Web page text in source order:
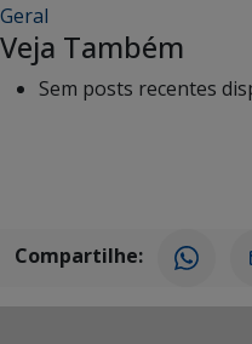
Geral
Veja Também
Sem posts recentes
Compartilhe: